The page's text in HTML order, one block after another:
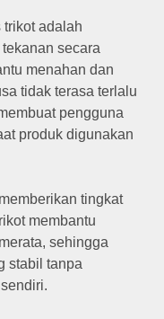
adalah
secara
menahan dan
tidak terasa terlalu
pengguna
produk digunakan
tingkat
membantu
sehingga
stabil tanpa